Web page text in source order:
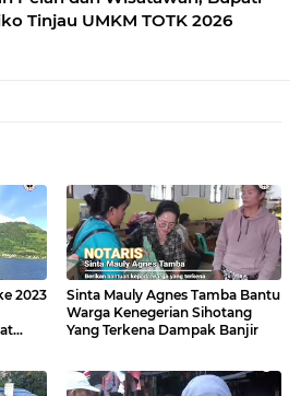
Tinjau UMKM TOTK 2026
2023
Sinta Mauly Agnes Tamba Bantu
Warga Kenegerian Sihotang
Yang Terkena Dampak Banjir